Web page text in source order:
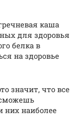
каша
для здоровья
белка в
на здоровье
значит, что все
них наиболее